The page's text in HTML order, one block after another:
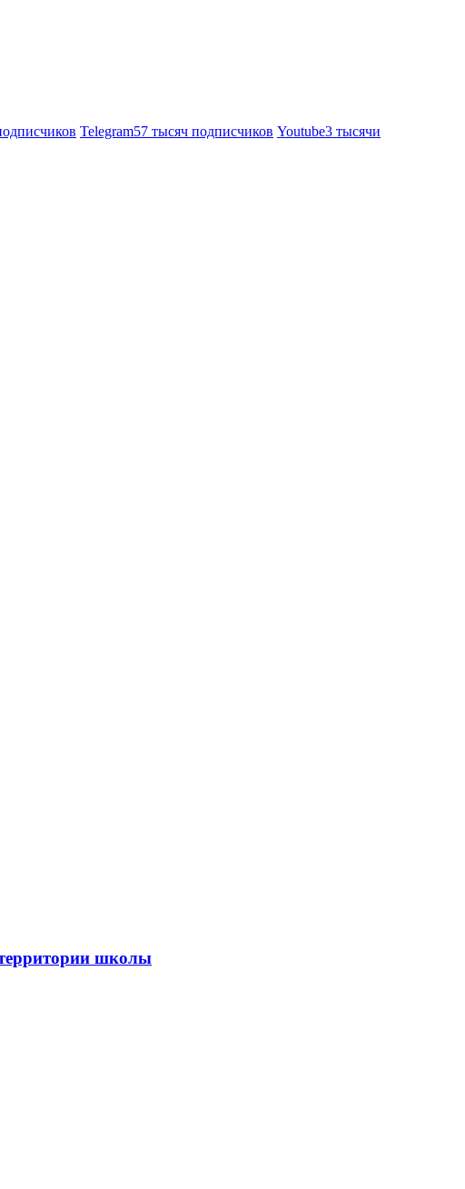
Telegram57 тысяч подписчиков Youtube3 тысячи
школы